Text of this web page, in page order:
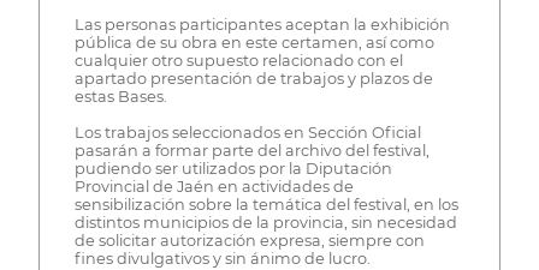
Las personas participantes aceptan la exhibición
pública de su obra en este certamen, así como
cualquier otro supuesto relacionado con el
apartado presentación de trabajos y plazos de
estas Bases.
Los trabajos seleccionados en Sección Oficial
pasarán a formar parte del archivo del festival,
pudiendo ser utilizados por la Diputación
Provincial de Jaén en actividades de
sensibilización sobre la temática del festival, en los
distintos municipios de la provincia, sin necesidad
de solicitar autorización expresa, siempre con
fines divulgativos y sin ánimo de lucro.